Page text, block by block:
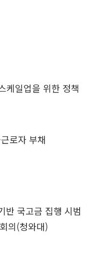
케일업을 위한 정책
로자 부채
국고금 집행 시범
의(청와대)